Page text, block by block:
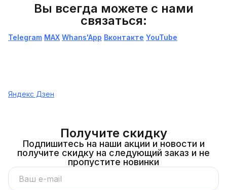
Вы всегда можете с нами
связаться:
Telegram МАХ Whans'App Вконтакте YouTube
Яндекс Дзен
Получите скидку
Подпишитесь на наши акции и новости и
получите скидку на следующий заказ и не
пропустите новинки